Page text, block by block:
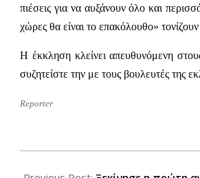
πιέσεις για να αυξάνουν όλο και
χώρες θα είναι το επακόλουθο»
Η έκκληση κλείνει απευθυνόμενη
συζητείστε την με τους βουλευτές της
Reporter